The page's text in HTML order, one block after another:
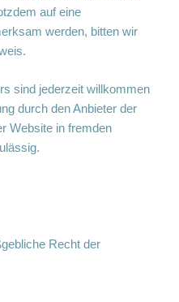
auf eine
werden, bitten wir
sind jederzeit willkommen
durch den Anbieter der
Website in fremden
Recht der